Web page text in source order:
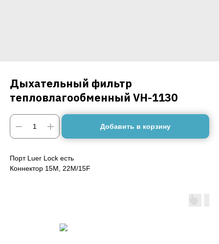
Дыхательный фильтр
тепловлагообменный VH-1130
Добавить в корзину
Порт Luer Lock есть
Коннектор 15M, 22M/15F